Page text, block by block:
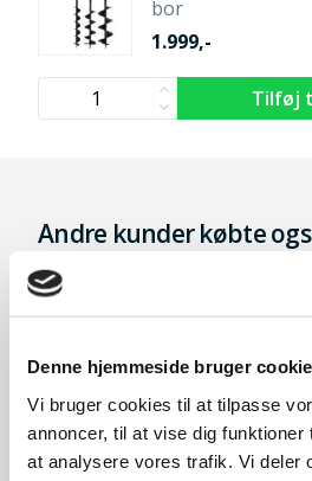
Denne hjemmeside bruger
Vi bruger cookies til at tilpasse
annoncer, til at vise dig
at analysere vores trafik. Vi deler
bor
1.999,-
Andre kunder købte